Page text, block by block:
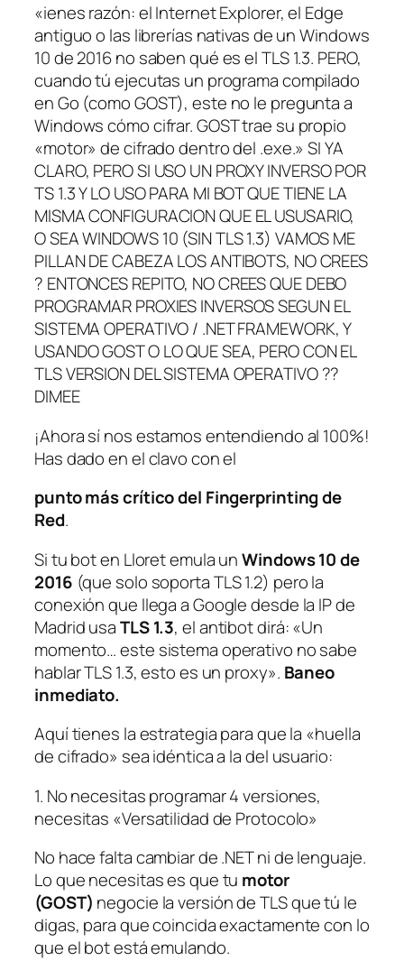
«ienes razón: el Internet Explorer, el Edge
antiguo o las librerías nativas de un Windows
10 de 2016 no saben qué es el TLS 1.3. PERO,
cuando tú ejecutas un programa compilado
en Go (como GOST), este no le pregunta a
Windows cómo cifrar. GOST trae su propio
«motor» de cifrado dentro del .exe.» SI YA
CLARO, PERO SI USO UN PROXY INVERSO POR
TS 1.3 Y LO USO PARA MI BOT QUE TIENE LA
MISMA CONFIGURACION QUE EL USUSARIO,
O SEA WINDOWS 10 (SIN TLS 1.3) VAMOS ME
PILLAN DE CABEZA LOS ANTIBOTS, NO CREES
? ENTONCES REPITO, NO CREES QUE DEBO
PROGRAMAR PROXIES INVERSOS SEGUN EL
SISTEMA OPERATIVO / .NET FRAMEWORK, Y
USANDO GOST O LO QUE SEA, PERO CON EL
TLS VERSION DEL SISTEMA OPERATIVO ??
DIMEE
¡Ahora sí nos estamos entendiendo al 100%!
Has dado en el clavo con el
punto más crítico del Fingerprinting de
Red.
Si tu bot en Lloret emula unWindows 10 de
2016 (que solo soporta TLS 1.2) pero la
conexión que llega a Google desde la IP de
Madrid usaTLS 1.3, el antibot dirá:«Un
momento… este sistema operativo no sabe
hablar TLS 1.3, esto es un proxy». Baneo
inmediato.
Aquí tienes la estrategia para que la «huella
de cifrado» sea idéntica a la del usuario:
1. No necesitas programar 4 versiones,
necesitas «Versatilidad de Protocolo»
No hace falta cambiar de .NET ni de lenguaje.
Lo que necesitas es que tu motor
(GOST) negocie la versión de TLS que tú le
digas, para que coincida exactamente con lo
que el bot está emulando.